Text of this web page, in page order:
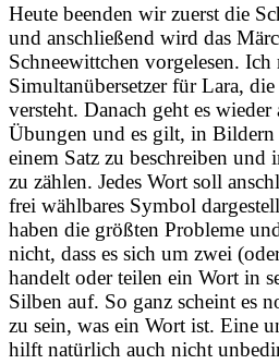
Heute beenden wir zuerst die
und anschließend wird das
Schneewittchen vorgelesen. Ich
Simultanübersetzer für Lara,
versteht. Danach geht es
Übungen und es gilt, in
einem Satz zu beschreiben und
zu zählen. Jedes Wort soll
frei wählbares Symbol
haben die größten Probleme
nicht, dass es sich um zwei
handelt oder teilen ein Wort in
Silben auf. So ganz scheint es
zu sein, was ein Wort ist. Eine
hilft natürlich auch nicht